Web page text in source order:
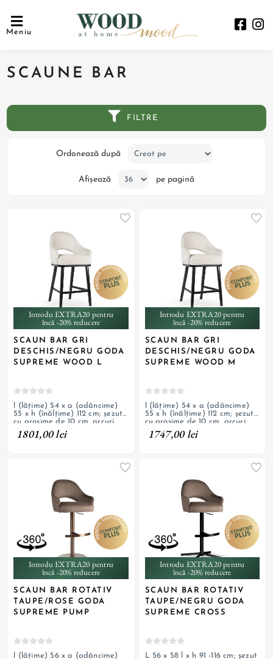
Meniu
SCAUNE BAR
FILTRE
Ordonează după
Afișează pe pagină
Introdu EXTRA20 pentru
încă -20% reducere
SCAUN BAR GRI
DESCHIS/NEGRU GODA
SUPREME WOOD L
l (lățime) 54 x a (adâncime)
55 x h (înălțime) 112 cm; șezut
cu grosime de 10 cm, arcuri
individuale și burete, tapițerie
din material textil, picioare din
1801,00 lei
Introdu EXTRA20 pentru
încă -20% reducere
SCAUN BAR GRI
DESCHIS/NEGRU GODA
SUPREME WOOD M
l (lățime) 54 x a (adâncime)
55 x h (înălțime) 112 cm; șezut
cu grosime de 10 cm, arcuri
individuale și burete, tapițerie
din material textil, picioare din
1747,00 lei
Introdu EXTRA20 pentru
încă -20% reducere
SCAUN BAR ROTATIV
TAUPE/ROSE GODA
SUPREME PUMP
l (lățime) 56 x a (adâncime)
Introdu EXTRA20 pentru
încă -20% reducere
SCAUN BAR ROTATIV
TAUPE/NEGRU GODA
SUPREME CROSS
L 56 x 58 l x h 91 -116 cm; șezut